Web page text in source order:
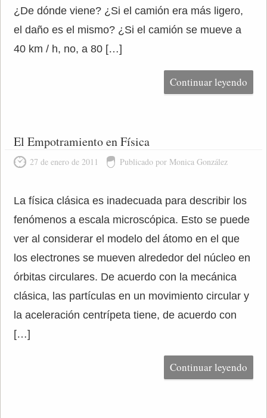
¿De dónde viene? ¿Si el camión era más ligero,
el daño es el mismo? ¿Si el camión se mueve a
40 km / h, no, a 80 […]
Continuar leyendo
El Empotramiento en Física
27 de enero de 2011 Publicado por Monica González
La física clásica es inadecuada para describir los
fenómenos a escala microscópica. Esto se puede
ver al considerar el modelo del átomo en el que
los electrones se mueven alrededor del núcleo en
órbitas circulares. De acuerdo con la mecánica
clásica, las partículas en un movimiento circular y
la aceleración centrípeta tiene, de acuerdo con
[…]
Continuar leyendo